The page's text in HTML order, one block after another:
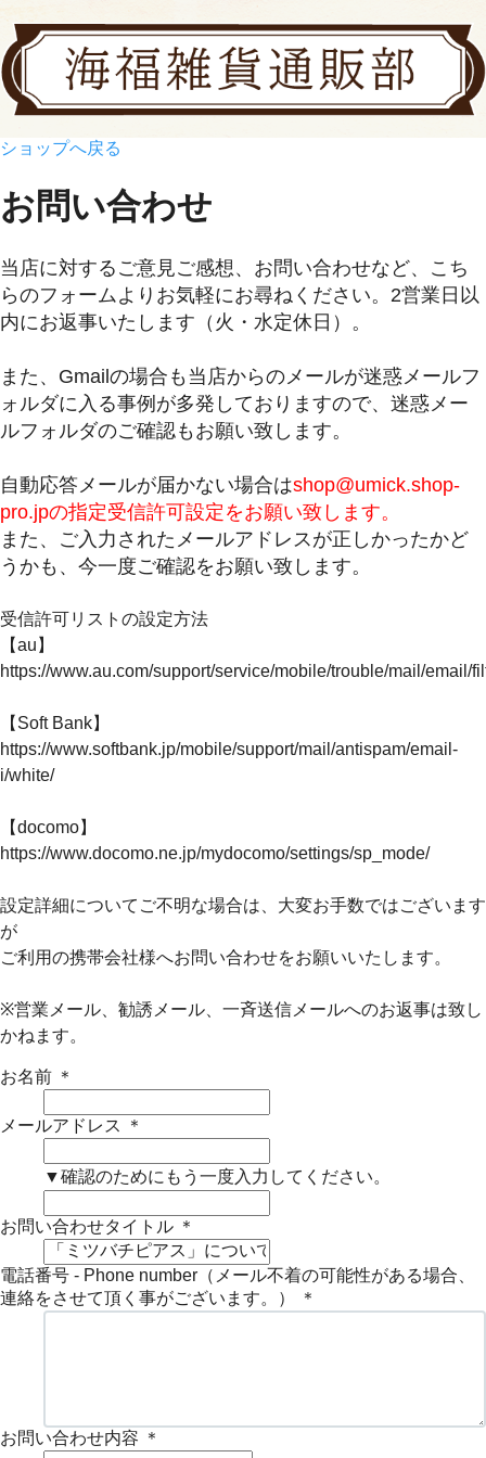
ショップへ戻る
お問い合わせ
当店に対するご意見ご感想、お問い合わせなど、こち
らのフォームよりお気軽にお尋ねください。2営業日以
内にお返事いたします（火・水定休日）。
また、Gmailの場合も当店からのメールが迷惑メールフ
ォルダに入る事例が多発しておりますので、迷惑メー
ルフォルダのご確認もお願い致します。
自動応答メールが届かない場合はshop@umick.shop-
pro.jpの指定受信許可設定をお願い致します。
また、ご入力されたメールアドレスが正しかったかど
うかも、今一度ご確認をお願い致します。
受信許可リストの設定方法
【au】
https://www.au.com/support/service/mobile/trouble/mail/email/
【Soft Bank】
https://www.softbank.jp/mobile/support/mail/antispam/email-
i/white/
【docomo】
https://www.docomo.ne.jp/mydocomo/settings/sp_mode/
設定詳細についてご不明な場合は、大変お手数ではございます
が
ご利用の携帯会社様へお問い合わせをお願いいたします。
※営業メール、勧誘メール、一斉送信メールへのお返事は致し
かねます。
お名前 ＊
メールアドレス ＊
▼確認のためにもう一度入力してください。
お問い合わせタイトル ＊
電話番号 - Phone number（メール不着の可能性がある場合、
連絡をさせて頂く事がございます。）
＊
お問い合わせ内容 ＊